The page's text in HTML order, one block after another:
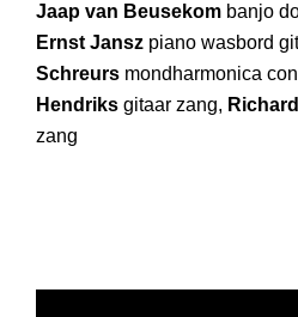
Jaap van Beusekom banjo
Ernst Jansz piano wasbord
Schreurs mondharmonica
Hendriks gitaar zang,
zang